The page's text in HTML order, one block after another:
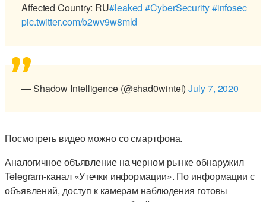
Affected Country: RU#leaked #CyberSecurity#infosec
pic.twitter.com/b2wv9w8mld
— Shadow Intelligence (@shad0wintel)July 7, 2020
Посмотреть видео можно со смартфона.
Аналогичное объявление на черном рынке обнаружил
Telegram-канал «Утечки информации». По информации с
объявлений, доступ к камерам наблюдения готовы